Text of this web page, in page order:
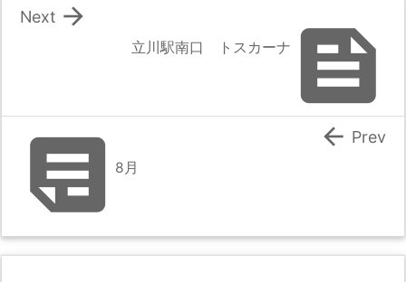

立川駅南口 トスカーナ

Next
8月
 Prev